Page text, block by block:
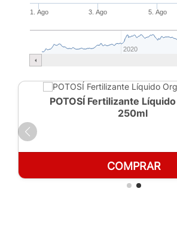
1. Ago 3. Ago 5. Ago
2020
POTOSÍ Fertilizante
250ml
COMPRAR